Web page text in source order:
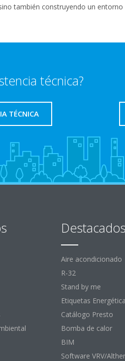
también construyendo un
técnica?
TÉCNICA
Destacados
Aire acondicionado
R-32
Stand by me
Etiquetas
Catálogo Presto
Bomba de calor
BIM
Software VRV/